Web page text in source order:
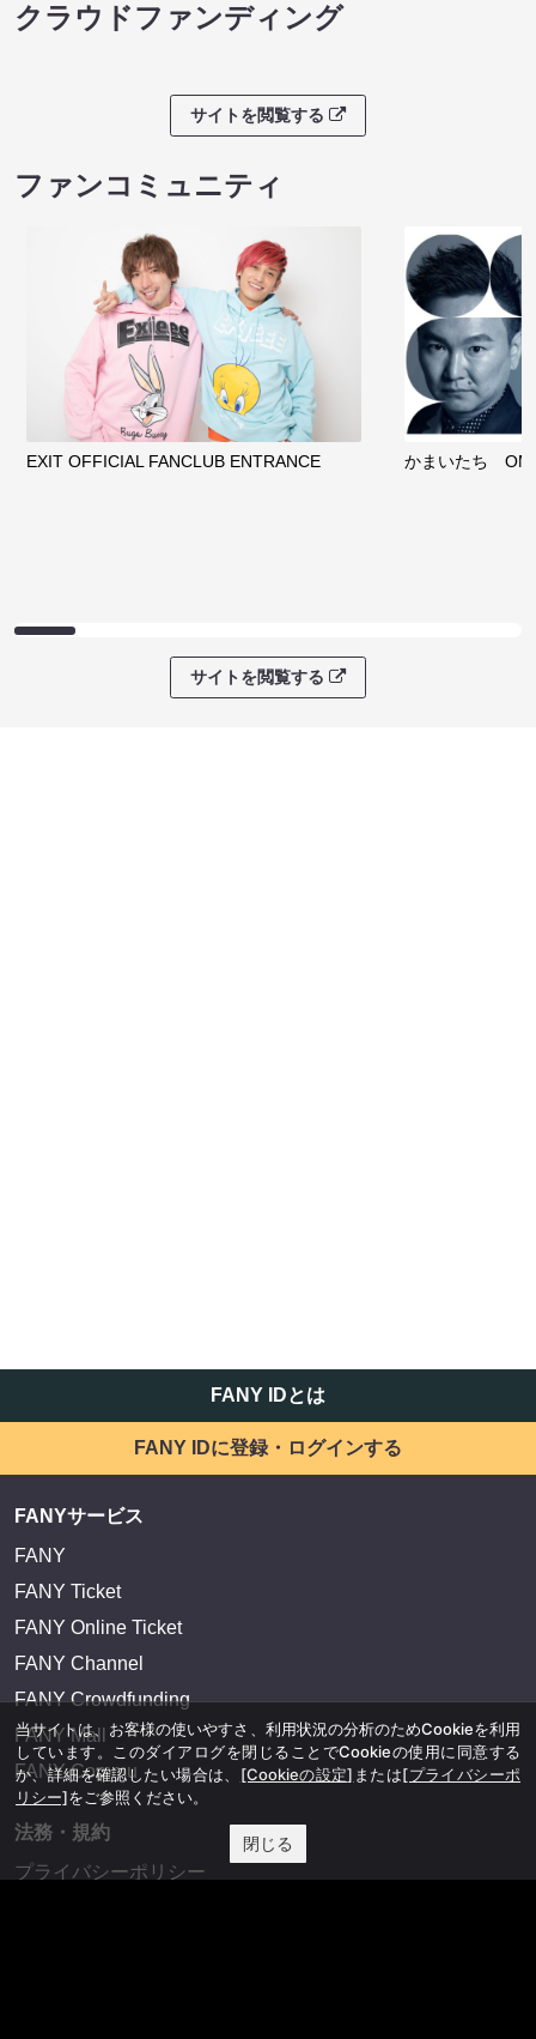
クラウドファンディング
サイトを閲覧する
ファンコミュニティ
EXIT OFFICIAL FANCLUB ENTRANCE かまいたち
サイトを閲覧する
FANY IDとは
FANY IDに登録・ログインする
FANYサービス
FANY
FANY Ticket
FANY Online Ticket
FANY Channel
FANY Crowdfunding
FANY Mall
FANY Commu
法務・規約
プライバシーポリシー
当サイトは、お客様の使いやすさ、利用状況の分析のためCookieを利用
しています。このダイアログを閉じることでCookieの使用に同意する
か、詳細を確認したい場合は、 [Cookieの設定] または[プライバシーポ
リシー]をご参照ください。
閉じる